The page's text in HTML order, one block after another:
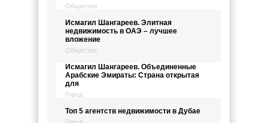
Общество
Исмагил Шангареев. Элитная
недвижимость в ОАЭ – лучшее
вложение
Общество
Исмагил Шангареев. Объединенные
Арабские Эмираты: Страна открытая
для
Город
Топ 5 агентств недвижимости в Дубае